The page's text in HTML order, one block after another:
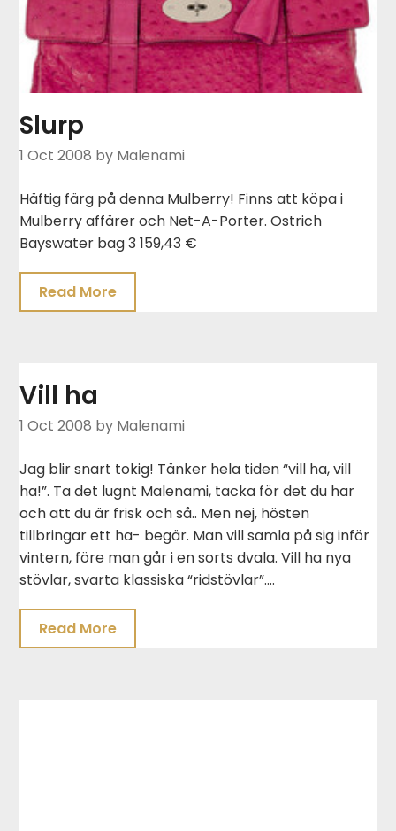
Slurp
1 Oct 2008 by Malenami
Häftig färg på denna Mulberry! Finns att köpa i
Mulberry affärer och Net-A-Porter. Ostrich
Bayswater bag 3 159,43 €
Read More
Vill ha
1 Oct 2008 by Malenami
Jag blir snart tokig! Tänker hela tiden “vill ha, vill
ha!”. Ta det lugnt Malenami, tacka för det du har
och att du är frisk och så.. Men nej, hösten
tillbringar ett ha- begär. Man vill samla på sig inför
vintern, före man går i en sorts dvala. Vill ha nya
stövlar, svarta klassiska “ridstövlar”….
Read More